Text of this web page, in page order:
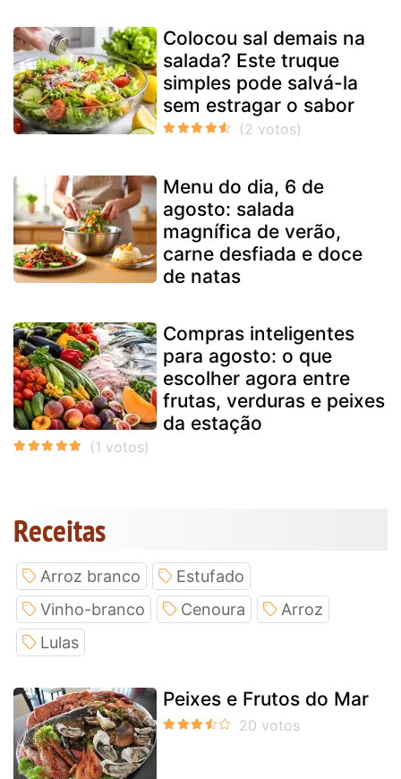
Colocou sal demais na
salada? Este truque
simples pode salvá-la
sem estragar o sabor
Menu do dia, 6 de
agosto: salada
magnífica de verão,
carne desfiada e doce
de natas
Compras inteligentes
para agosto: o que
escolher agora entre
frutas, verduras e peixes
da estação
Receitas
Arroz branco
Estufado
Vinho-branco
Cenoura
Arroz
Lulas
Peixes e Frutos do Mar